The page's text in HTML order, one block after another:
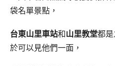
袋名單景點，
台東山里車站和山里教堂都
於可以見他們一面，